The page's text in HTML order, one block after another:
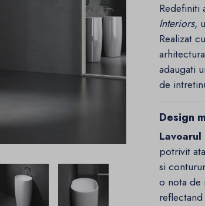
Redefiniti
Interiors,
Realizat
adaugati
de
Design
Lavoarul
potrivit
si
o nota de